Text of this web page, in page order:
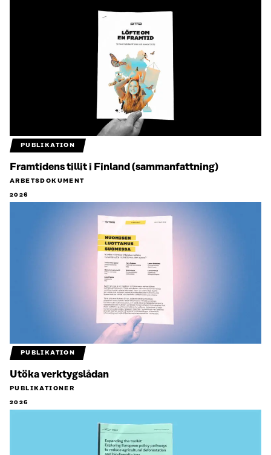
PUBLIKATION
Framtidens tillit i Finland (sammanfattning)
ARBETSDOKUMENT
2026
PUBLIKATION
Utöka verktygslådan
PUBLIKATIONER
2026